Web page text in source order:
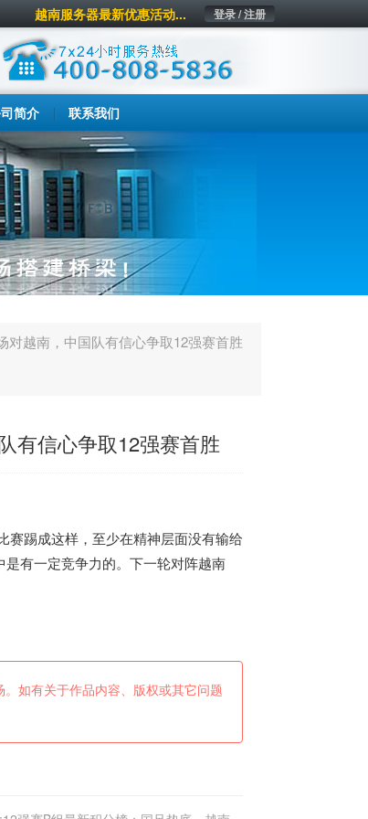
登录 / 注册
越南服务器最新优惠活动...
简介 联系我们
对越南，中国队有信心争取12强赛首胜
有信心争取12强赛首胜
踢成这样，至少在精神层面没有输给
有一定竞争力的。下一轮对阵越南
。如有关于作品内容、版权或其它问题